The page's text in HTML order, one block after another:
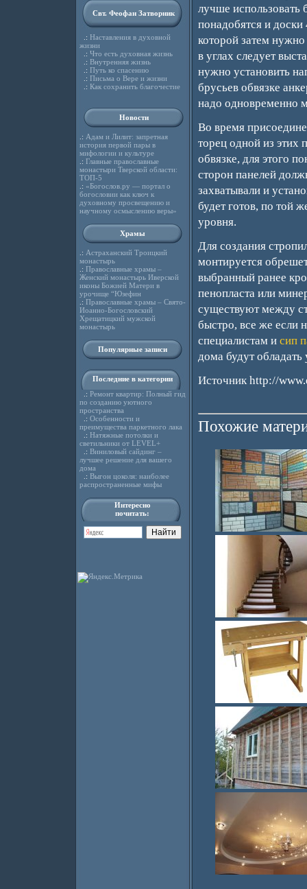
Свт. Феофан Затворник
.: Наставления в духовной
жизни
.: Что есть духовная жизнь
.: Внутренняя жизнь
.: Путь ко спасению
.: Письма о Вере и жизни
.: Как сохранить благочестие
Новости
.: Адам и Лилит: запретная
история первой пары в
мифологии и культуре
.: Главные православные
монастыри Тверской области:
ТОП-5
.: «Богослов.ру — портал о
богословии как ключ к
духовному просвещению и
научному осмыслению веры»
Храмы
.: Астраханский Троицкий
монастырь
.: Православные храмы –
Женский монастырь Иверской
иконы Божией Матери в
урочище “Юзефин
.: Православные храмы – Свято-
Иоанно-Богословский
Хрещатицкий мужской
монастырь
Популярные записи
Последние в категории
.: Ремонт квартир: Полный гид
по созданию уютного
пространства
.: Особенности и
преимущества паркетного лака
.: Натяжные потолки и
светильники от LEVEL+
.: Виниловый сайдинг –
лучшее решение для вашего
дома
.: Выгон цоколя: наиболее
распространенные мифы
Интересно
почитать:
лучше использовать
понадобятся и
которой затем
в углах следует
нужно установить
брусьев обвязке
надо одновременно
Во время
торец одной из этих
обвязке, для этого
сторон панелей
захватывали и
будет готов, по той
уровня.
Для создания
монтируется
выбранный ранее
пенопласта или
существуют между
быстро, все же если
специалистам и сип
дома будут
Источник http://
Похожие